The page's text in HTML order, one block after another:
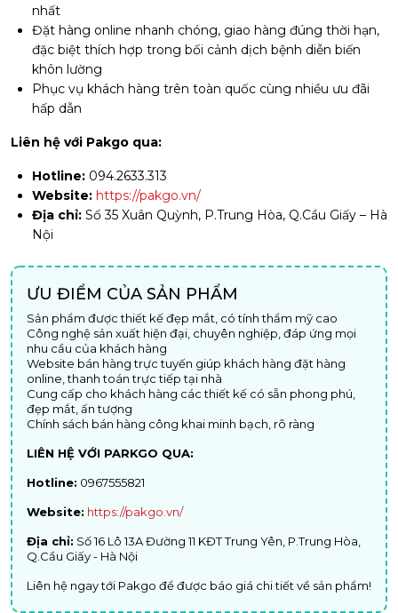
nhất
Đặt hàng online nhanh chóng, giao hàng đúng thời hạn,
đặc biệt thích hợp trong bối cảnh dịch bệnh diễn biến
khôn lường
Phục vụ khách hàng trên toàn quốc cùng nhiều ưu đãi
hấp dẫn
Liên hệ với Pakgo qua:
Hotline: 094.2633.313
Website: https://pakgo.vn/
Địa chỉ: Số 35 Xuân Quỳnh, P.Trung Hòa, Q.Cầu Giấy – Hà
Nội
ƯU ĐIỂM CỦA SẢN PHẨM
Sản phẩm được thiết kế đẹp mắt, có tính thẩm mỹ cao
Công nghệ sản xuất hiện đại, chuyên nghiệp, đáp ứng mọi
nhu cầu của khách hàng
Website bán hàng trực tuyến giúp khách hàng đặt hàng
online, thanh toán trực tiếp tại nhà
Cung cấp cho khách hàng các thiết kế có sẵn phong phú,
đẹp mắt, ấn tượng
Chính sách bán hàng công khai minh bạch, rõ ràng
LIÊN HỆ VỚI PARKGO QUA:
Hotline: 0967555821
Website: https://pakgo.vn/
Địa chỉ: Số 16 Lô 13A Đường 11 KĐT Trung Yên, P.Trung Hòa,
Q.Cầu Giấy - Hà Nội
Liên hệ ngay tới Pakgo để được báo giá chi tiết về sản phẩm!